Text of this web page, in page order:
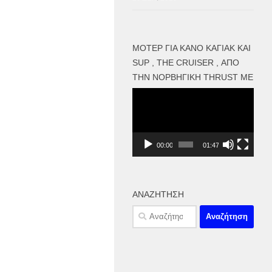
ΜΟΤΕΡ ΓΙΑ ΚΑΝΌ ΚΑΓΙΑΚ ΚΑΙ
SUP , THE CRUISER , ΑΠΌ
ΤΗΝ ΝΟΡΒΗΓΙΚΉ THRUST ME
00:00 01:47
ΑΝΑΖΉΤΗΣΗ
Αναζήτηση
για: